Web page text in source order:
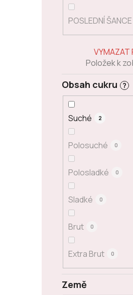
POSLEDNÍ ŠANCE
Země
Obsah cukru ?
Suché 2
Polosuché 0
Polosladké 0
Sladké 0
Brut 0
Extra Brut 0
VYMAZAT
Položek k